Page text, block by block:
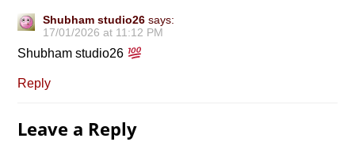
Shubham studio26 says:
17/01/2026 at 11:12 PM
Shubham studio26
Reply
Leave a Reply